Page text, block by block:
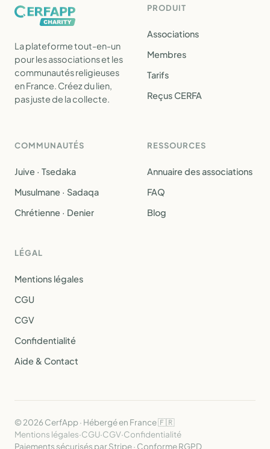
La plateforme tout-en-un
pour les associations et les
communautés religieuses
en France. Créez du lien,
pas juste de la collecte.
PRODUIT
Associations
Membres
Tarifs
Reçus CERFA
COMMUNAUTÉS
Juive · Tsedaka
Musulmane · Sadaqa
Chrétienne · Denier
RESSOURCES
Annuaire des associations
FAQ
Blog
LÉGAL
Mentions légales
CGU
CGV
Confidentialité
Aide & Contact
© 2026 CerfApp · Hébergé en France 🇫🇷
Mentions légales·CGU·CGV·Confidentialité
Paiements sécurisés par Stripe · Conforme RGPD